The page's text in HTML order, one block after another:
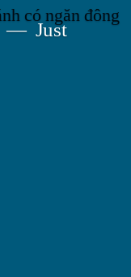
Just